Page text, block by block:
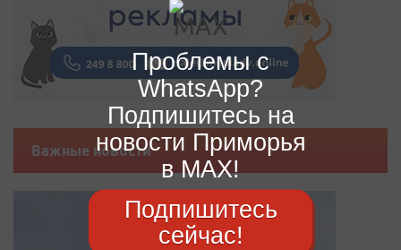
Важные новости
Проблемы с
WhatsApp?
Подпишитесь на
новости Приморья
в MAX!
Подпишитесь
сейчас!